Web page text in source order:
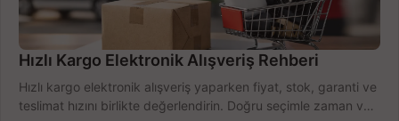
Hızlı Kargo Elektronik Alışveriş Rehberi
Hızlı kargo elektronik alışveriş yaparken fiyat, stok, garanti ve
teslimat hızını birlikte değerlendirin. Doğru seçimle zaman ve